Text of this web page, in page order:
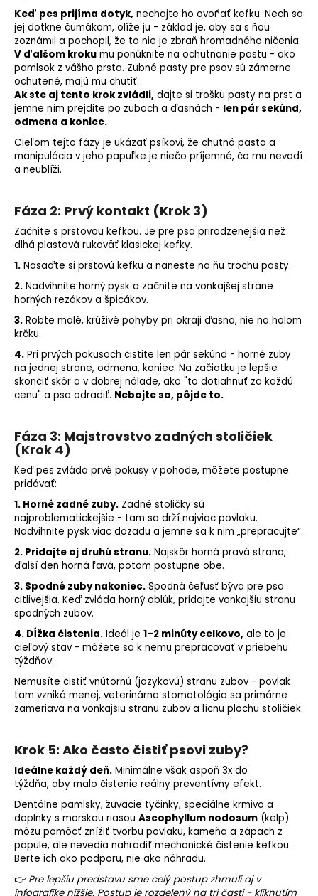
Keď pes prijíma dotyk, nechajte ho ovoňať kefku. Nech sa
jej dotkne čumákom, olíže ju - základ je, aby sa s ňou
zoznámil a pochopil, že to nie je zbraň hromadného ničenia.
V ďalšom kroku mu ponúknite na ochutnanie pastu - ako
pamlsok z vášho prsta. Zubné pasty pre psov sú zámerne
ochutené, majú mu chutiť.
Ak ste aj tento krok zvládli, dajte si trošku pasty na prst a
jemne ním prejdite po zuboch a ďasnách - len pár sekúnd,
odmena a koniec.
Cieľom tejto fázy je ukázať psíkovi, že chutná pasta a
manipulácia v jeho papuľke je niečo príjemné, čo mu nevadí
a neublíži.
Fáza 2: Prvý kontakt (Krok 3)
Začnite s prstovou kefkou. Je pre psa prirodzenejšia než
dlhá plastová rukoväť klasickej kefky.
1. Nasaďte si prstovú kefku a naneste na ňu trochu pasty.
2. Nadvihnite horný pysk a začnite na vonkajšej strane
horných rezákov a špicákov.
3. Robte malé, krúživé pohyby pri okraji ďasna, nie na holom
krčku.
4. Pri prvých pokusoch čistite len pár sekúnd - horné zuby
na jednej strane, odmena, koniec. Na začiatku je lepšie
skončiť skôr a v dobrej nálade, ako "to dotiahnuť za každú
cenu" a psa odradiť. Nebojte sa, pôjde to.
Fáza 3: Majstrovstvo zadných stoličiek
(Krok 4)
Keď pes zvláda prvé pokusy v pohode, môžete postupne
pridávať:
1. Horné zadné zuby. Zadné stoličky sú
najproblematickejšie - tam sa drží najviac povlaku.
Nadvihnite pysk viac dozadu a jemne sa k nim „prepracujte“.
2. Pridajte aj druhú stranu. Najskôr horná pravá strana,
ďalší deň horná ľavá, potom postupne obe.
3. Spodné zuby nakoniec. Spodná čeľusť býva pre psa
citlivejšia. Keď zvláda horný oblúk, pridajte vonkajšiu stranu
spodných zubov.
4. Dĺžka čistenia. Ideál je 1–2 minúty celkovo, ale to je
cieľový stav - môžete sa k nemu prepracovať v priebehu
týždňov.
Nemusíte čistiť vnútornú (jazykovú) stranu zubov - povlak
tam vzniká menej, veterinárna stomatológia sa primárne
zameriava na vonkajšiu stranu zubov a lícnu plochu stoličiek.
Krok 5: Ako často čistiť psovi zuby?
Ideálne každý deň. Minimálne však aspoň 3x do
týždňa, aby malo čistenie reálny preventívny efekt.
Dentálne pamlsky, žuvacie tyčinky, špeciálne krmivo a
doplnky s morskou riasou Ascophyllum nodosum (kelp)
môžu pomôcť znížiť tvorbu povlaku, kameňa a zápach z
papule, ale nevedia nahradiť mechanické čistenie kefkou.
Berte ich ako podporu, nie ako náhradu.
👉 Pre lepšiu predstavu sme celý postup zhrnuli aj v
infografike nižšie. Postup je rozdelený na tri časti - kliknutím